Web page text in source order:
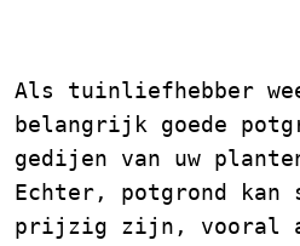
Als tuinliefhebber
belangrijk goede
gedijen van uw
Echter, potgrond kan
prijzig zijn, vooral